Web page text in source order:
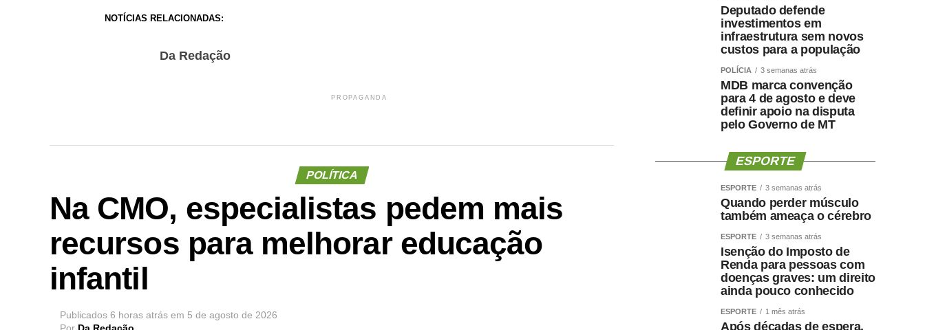
NOTÍCIAS RELACIONADAS:
Da Redação
PROPAGANDA
POLÍTICA
Na CMO, especialistas pedem mais
recursos para melhorar educação
infantil
Publicados 6 horas atrás em 5 de agosto de 2026
Deputado defende
investimentos em
infraestrutura sem novos
custos para a população
POLÍCIA 3 semanas atrás
MDB marca convenção
para 4 de agosto e deve
definir apoio na disputa
pelo Governo de MT
ESPORTE
ESPORTE 3 semanas atrás
Quando perder músculo
também ameaça o cérebro
ESPORTE 3 semanas atrás
Isenção do Imposto de
Renda para pessoas com
doenças graves: um direito
ainda pouco conhecido
ESPORTE 1 mês atrás
Após décadas de espera,